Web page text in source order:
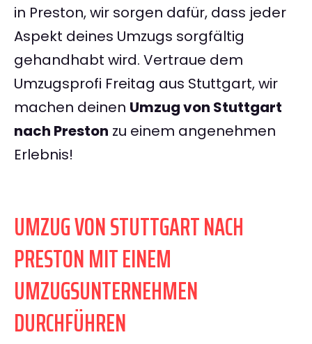
in Preston, wir sorgen dafür, dass jeder
Aspekt deines Umzugs sorgfältig
gehandhabt wird. Vertraue dem
Umzugsprofi Freitag aus Stuttgart, wir
machen deinen Umzug von Stuttgart
nach Preston zu einem angenehmen
Erlebnis!
UMZUG VON STUTTGART NACH
PRESTON MIT EINEM
UMZUGSUNTERNEHMEN
DURCHFÜHREN